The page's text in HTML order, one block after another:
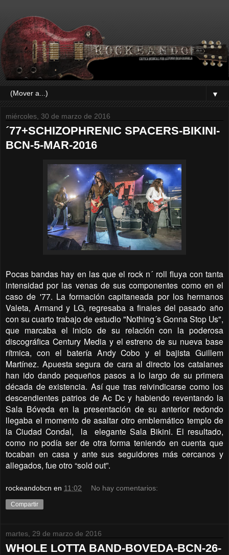
▼
miércoles, 30 de marzo de 2016
´77+SCHIZOPHRENIC SPACERS-BIKINI-
BCN-5-MAR-2016
Pocas bandas hay en las que el rock n´ roll fluya con tanta
intensidad por las venas de sus componentes como en el
caso de '77. La formación capitaneada por los hermanos
Valeta, Armand y LG, regresaba a finales del pasado año
con su cuarto trabajo de estudio "Nothing´s Gonna Stop Us",
que marcaba el inicio de su relación con la poderosa
discográfica Century Media y el estreno de su nueva base
rítmica, con el batería Andy Cobo y el bajista Guillem
Martínez. Apuesta segura de cara al directo los catalanes
han ido dando pequeños pasos a lo largo de su primera
década de existencia. Así que tras reivindicarse como los
descendientes patrios de Ac Dc y habiendo reventando la
Sala Bóveda en la presentación de su anterior redondo
llegaba el momento de asaltar otro emblemático templo de
la Ciudad Condal, la elegante Sala Bikini. El resultado,
como no podía ser de otra forma teniendo en cuenta que
tocaban en casa y ante sus seguidores más cercanos y
allegados, fue otro “sold out”.
rockeandobcn en 11:02 No hay comentarios:
Compartir
martes, 29 de marzo de 2016
WHOLE LOTTA BAND-BOVEDA-BCN-26-